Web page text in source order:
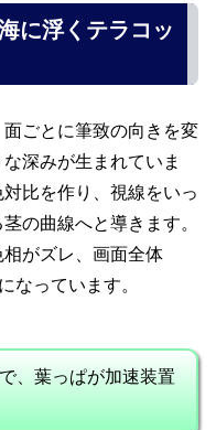
に浮くテラコッ
ごとに筆致の向きを変
深みが生まれていま
比を作り、視線をいっ
の曲線へと導きます。
がズレ、画面全体
なっています。
、葉っぱが加速装置